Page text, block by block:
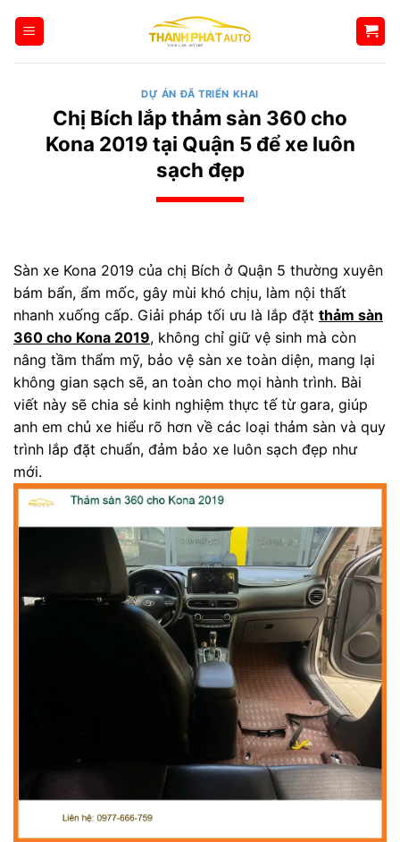
qua
DỰ ÁN ĐÃ TRIỂN KHAI
Chị Bích lắp thảm sàn 360 cho
Kona 2019 tại Quận 5 để xe luôn
sạch đẹp
Sàn xe Kona 2019 của chị Bích ở Quận 5 thường xuyên
bám bẩn, ẩm mốc, gây mùi khó chịu, làm nội thất
nhanh xuống cấp. Giải pháp tối ưu là lắp đặt thảm sàn
360 cho Kona 2019, không chỉ giữ vệ sinh mà còn
nâng tầm thẩm mỹ, bảo vệ sàn xe toàn diện, mang lại
không gian sạch sẽ, an toàn cho mọi hành trình. Bài
viết này sẽ chia sẻ kinh nghiệm thực tế từ gara, giúp
anh em chủ xe hiểu rõ hơn về các loại thảm sàn và quy
trình lắp đặt chuẩn, đảm bảo xe luôn sạch đẹp như
mới.